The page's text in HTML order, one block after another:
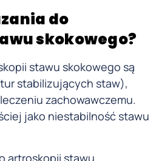
do
skokowego?
stawu skokowego są
stabilizujących staw),
zachowawczemu.
jako niestabilność stawu
artroskopii stawu